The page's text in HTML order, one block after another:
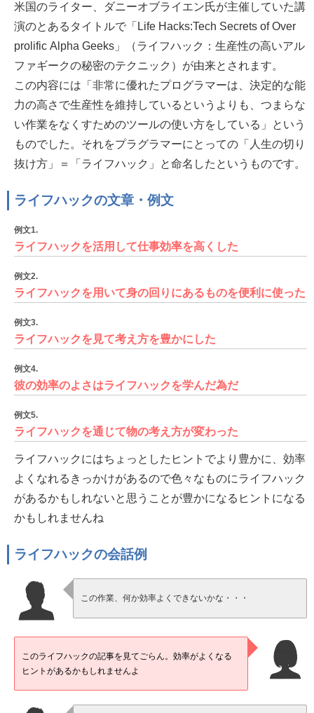
米国のライター、ダニーオブライエン氏が主催していた講
演のとあるタイトルで「Life Hacks:Tech Secrets of Over
prolific Alpha Geeks」（ライフハック：生産性の高いアル
ファギークの秘密のテクニック）が由来とされます。
この内容には「非常に優れたプログラマーは、決定的な能
力の高さで生産性を維持しているというよりも、つまらな
い作業をなくすためのツールの使い方をしている」という
ものでした。それをプラグラマーにとっての「人生の切り
抜け方」＝「ライフハック」と命名したというものです。
ライフハックの文章・例文
例文1.
ライフハックを活用して仕事効率を高くした
例文2.
ライフハックを用いて身の回りにあるものを便利に使った
例文3.
ライフハックを見て考え方を豊かにした
例文4.
彼の効率のよさはライフハックを学んだ為だ
例文5.
ライフハックを通じて物の考え方が変わった
ライフハックにはちょっとしたヒントでより豊かに、効率
よくなれるきっかけがあるので色々なものにライフハック
があるかもしれないと思うことが豊かになるヒントになる
かもしれませんね
ライフハックの会話例
この作業、何か効率よくできないかな・・・
このライフハックの記事を見てごらん。効率がよくなる
ヒントがあるかもしれませんよ